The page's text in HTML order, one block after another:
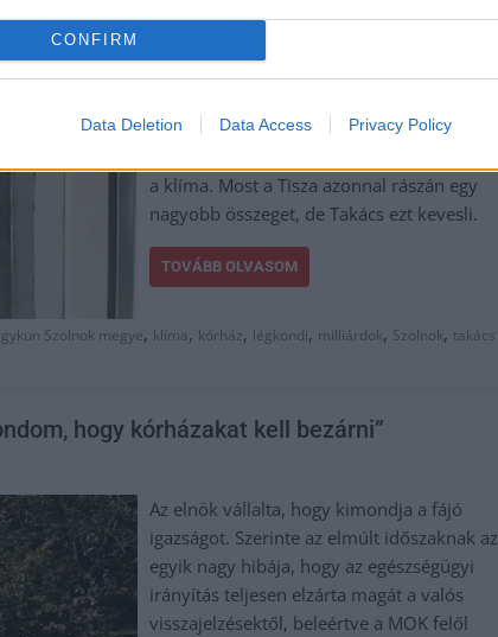
CONFIRM
Data Deletion Data Access Privacy Policy
Péter, a közegészségügy pedig minden
orvosoknak és betegeknek egyaránt, mert
a klíma. Most a Tisza azonnal rászán egy
nagyobb összeget, de Takács ezt kevesli.
TOVÁBB OLVASOM
Szolnok megye, klíma, kórház, légkondi, milliárdok, Szolnok, takács
hogy kórházakat kell bezárni”
Az elnök vállalta, hogy kimondja a fájó
igazságot. Szerinte az elmúlt időszaknak az
egyik nagy hibája, hogy az egészségügyi
irányítás teljesen elzárta magát a valós
visszajelzésektől, beleértve a MOK felől